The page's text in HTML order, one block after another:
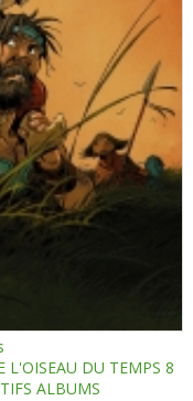
L'OISEAU DU TEMPS 8
ALBUMS